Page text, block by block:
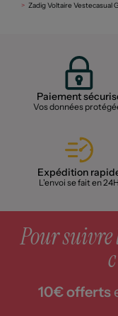
Zadig Voltaire Vestecasual
Paiement
Vos données
Expédition
L'envoi se fait en 24H
Pour suivre
10€ offerts